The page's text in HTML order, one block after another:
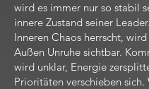
wird es immer nur so stabil
innere Zustand seiner
Inneren Chaos herrscht,
Außen Unruhe sichtbar.
wird unklar, Energie
Prioritäten verschieben sich.